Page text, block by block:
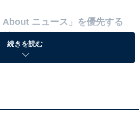
About ニュース」を優先する
続きを読む